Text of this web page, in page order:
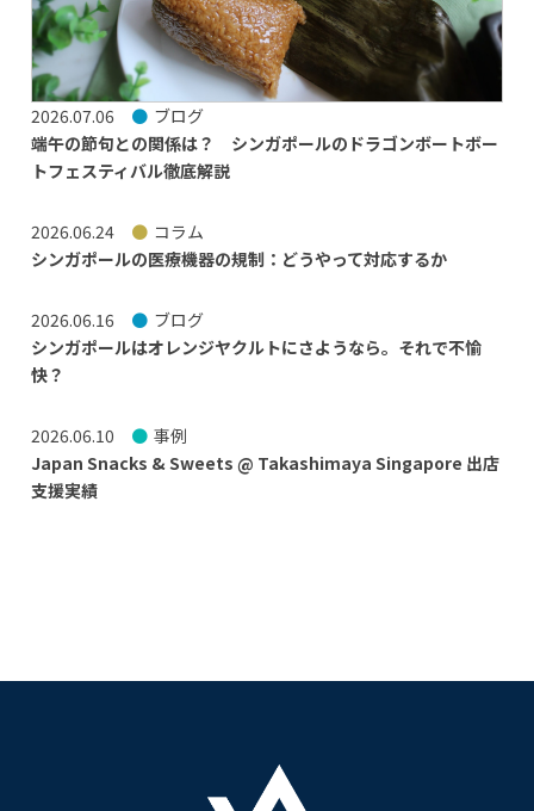
2026.07.06
ブログ
端午の節句との関係は？ シンガポールのドラゴンボートボー
トフェスティバル徹底解説
2026.06.24
コラム
シンガポールの医療機器の規制：どうやって対応するか
2026.06.16
ブログ
シンガポールはオレンジヤクルトにさようなら。それで不愉
快？
2026.06.10
事例
Japan Snacks & Sweets @ Takashimaya Singapore 出店
支援実績